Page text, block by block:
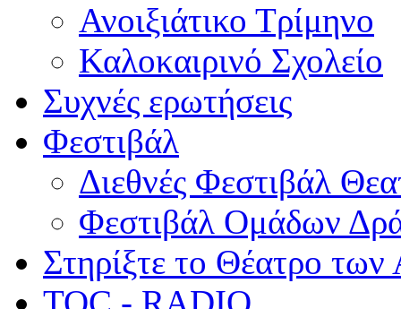
Ανοιξιάτικο Τρίμηνο
Καλοκαιρινό Σχολείο
Συχνές ερωτήσεις
Φεστιβάλ
Διεθνές Φεστιβάλ
Φεστιβάλ Ομάδων
Στηρίξτε το Θέατρο